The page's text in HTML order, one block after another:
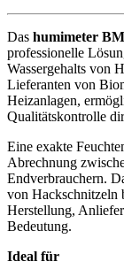
Das humimeter
professionelle
Wassergehalts von
Lieferanten von
Heizanlagen,
Qualitätskontrolle
Eine exakte
Abrechnung
Endverbrauchern.
von Hackschnitzeln
Herstellung,
Bedeutung.
Ideal für